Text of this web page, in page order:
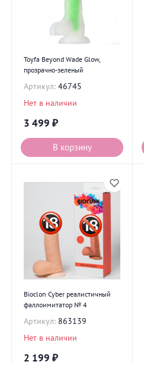
Toyfa Beyond Wade Glow,
прозрачно-зеленый
Артикул: 46745
Нет в наличии
3 499 ₽
В корзину
Bioclon Cyber реалистичный
фаллоимитатор № 4
Артикул: 863139
Нет в наличии
2 199 ₽